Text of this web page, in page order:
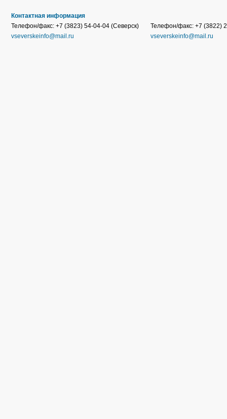
Контактная информация
Телефон/факс: +7 (3823) 54-04-04 (Северск)
vseverskeinfo@mail.ru
Телефон/факс: +7 (3822)
vseverskeinfo@mail.ru